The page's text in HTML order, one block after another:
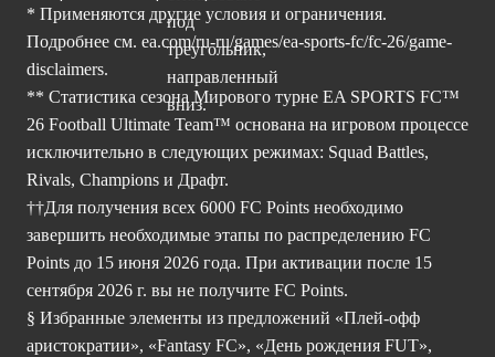
* Применяются другие условия и ограничения.
Подробнее см. ea.com/ru-ru/games/ea-sports-fc/fc-26/game-
disclaimers.
** Статистика сезона Мирового турне EA SPORTS FC™
26 Football Ultimate Team™ основана на игровом процессе
исключительно в следующих режимах: Squad Battles,
Rivals, Champions и Драфт.
††Для получения всех 6000 FC Points необходимо
завершить необходимые этапы по распределению FC
Points до 15 июня 2026 года. При активации после 15
сентября 2026 г. вы не получите FC Points.
§ Избранные элементы из предложений «Плей-офф
аристократии», «Fantasy FC», «День рождения FUT»,